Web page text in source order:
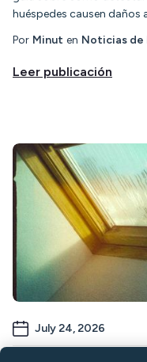
huéspedes causen daños
Por Minut en Noticias de
Leer publicación
July 24, 2026